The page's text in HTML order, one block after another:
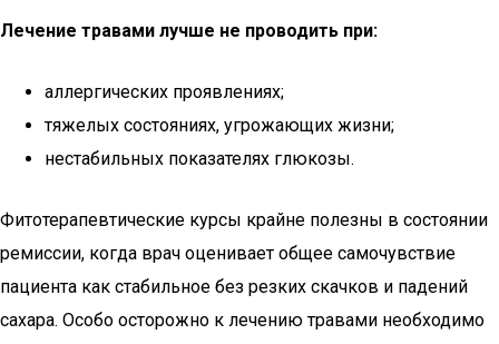
Лечение травами лучше не проводить при:
аллергических проявлениях;
тяжелых состояниях, угрожающих жизни;
нестабильных показателях глюкозы.
Фитотерапевтические курсы крайне полезны в состоянии
ремиссии, когда врач оценивает общее самочувствие
пациента как стабильное без резких скачков и падений
сахара. Особо осторожно к лечению травами необходимо